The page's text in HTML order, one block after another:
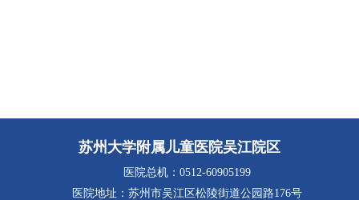
苏州大学附属儿童医院吴江院区
医院总机：0512-60905199
医院地址：苏州市吴江区松陵街道公园路176号